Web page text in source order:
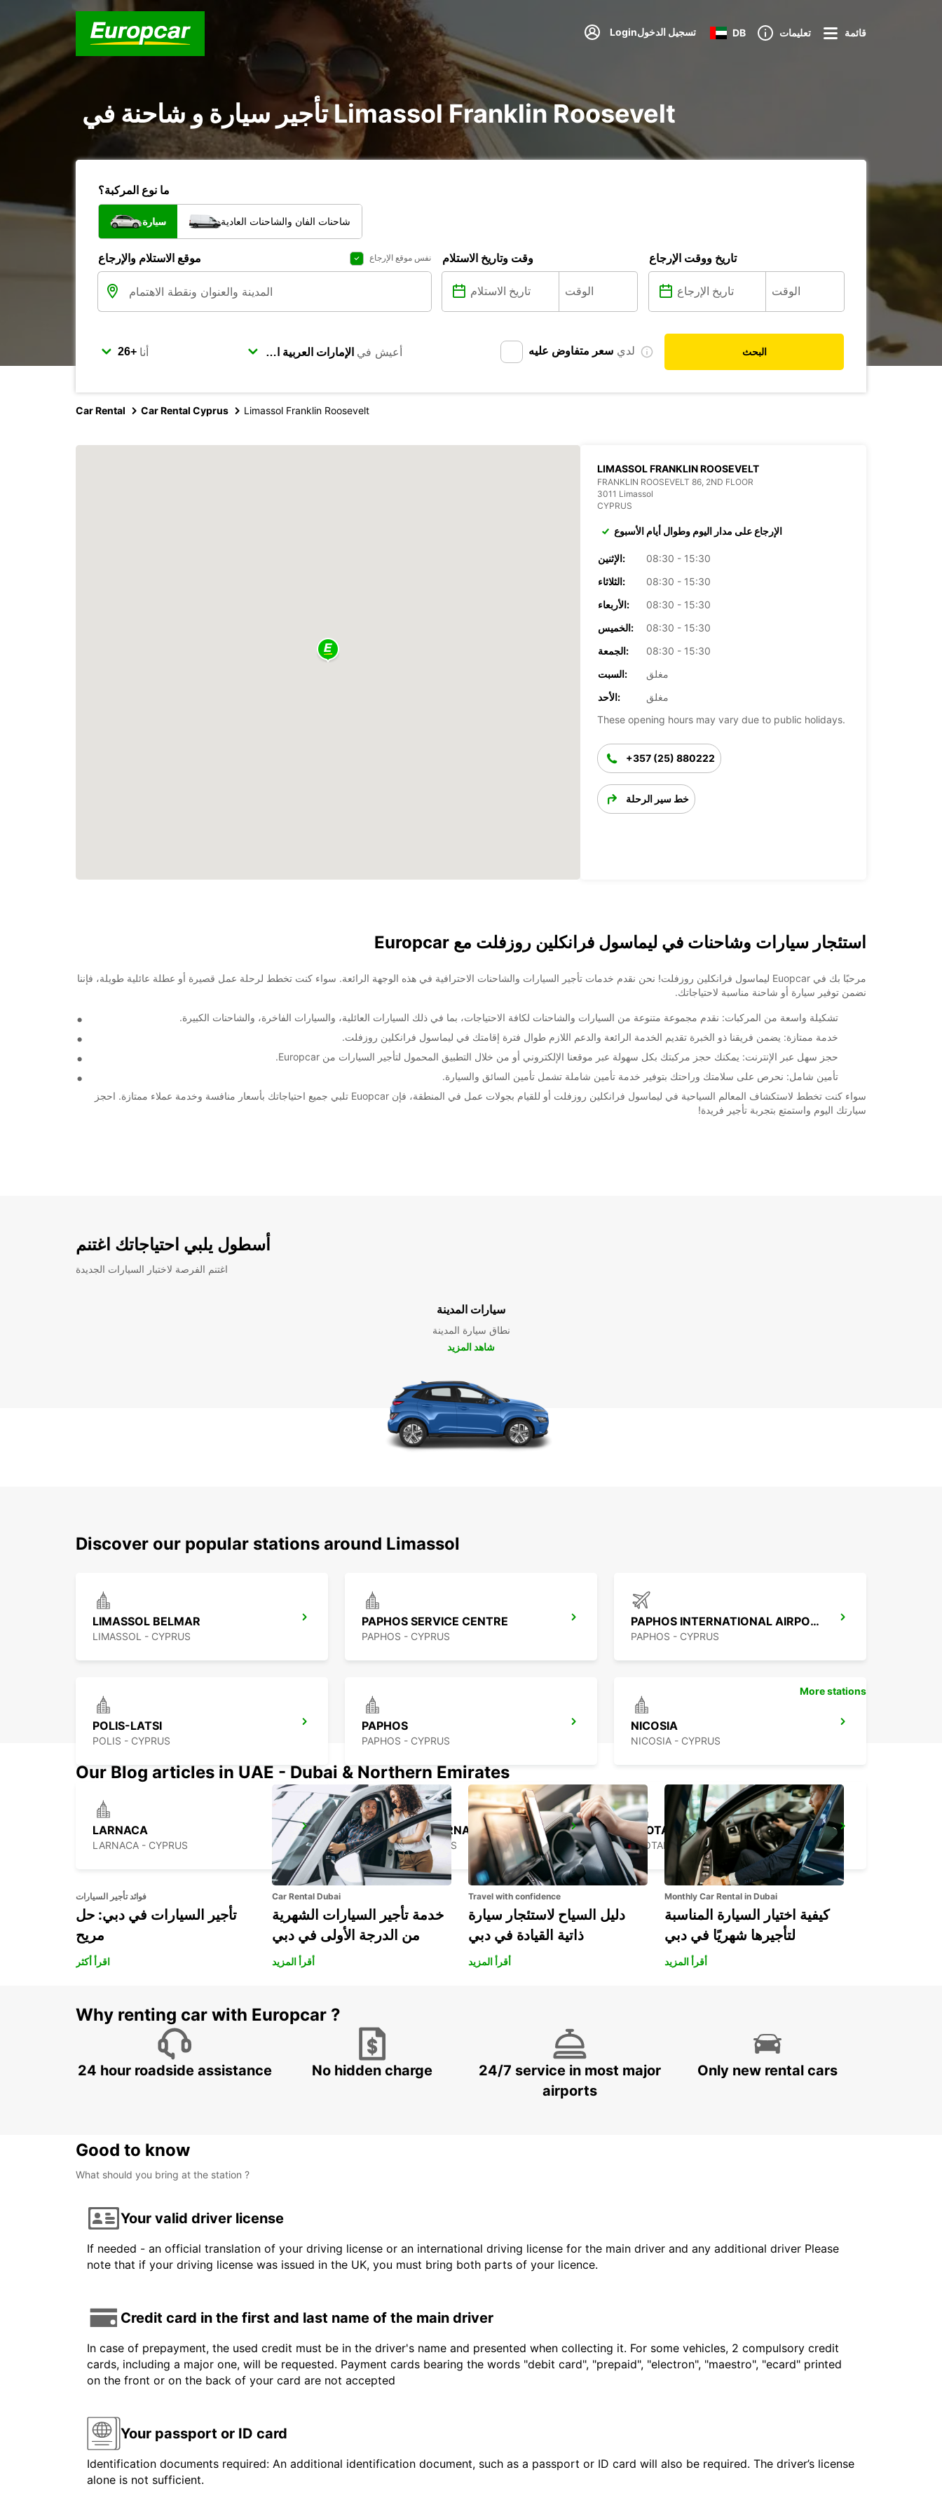
Loginتسجيل الدخول DB تعليمات قائمة
تأجير سيارة و شاحنة في Limassol Franklin Roosevelt
ما نوع المركبة؟
سيارة شاحنات الفان والشاحنات العادية
موقع الاستلام والإرجاع نفس موقع الإرجاع وقت وتاريخ الاستلام تاريخ ووقت الإرجاع
أنا أعيش في لدي سعر متفاوض عليه البحث
Car Rental Car Rental Cyprus Limassol Franklin Roosevelt
LIMASSOL FRANKLIN ROOSEVELT
FRANKLIN ROOSEVELT 86, 2ND FLOOR
3011 Limassol
CYPRUS
الإرجاع على مدار اليوم وطوال أيام الأسبوع
الإثنين:
08:30 - 15:30
الثلاثاء:
08:30 - 15:30
الأربعاء:
08:30 - 15:30
الخميس:
08:30 - 15:30
الجمعة:
08:30 - 15:30
السبت:
مغلق
الأحد:
مغلق
These opening hours may vary due to public holidays.
+357 (25) 880222
خط سير الرحلة
استئجار سيارات وشاحنات في ليماسول فرانكلين روزفلت مع Europcar
مرحبًا بك في Euopcar ليماسول فرانكلين روزفلت! نحن نقدم خدمات تأجير السيارات والشاحنات الاحترافية في هذه الوجهة الرائعة. سواء كنت تخطط لرحلة عمل قصيرة أو عطلة عائلية طويلة، فإننا
نضمن توفير سيارة أو شاحنة مناسبة لاحتياجاتك.
تشكيلة واسعة من المركبات: نقدم مجموعة متنوعة من السيارات والشاحنات لكافة الاحتياجات، بما في ذلك السيارات العائلية، والسيارات الفاخرة، والشاحنات الكبيرة.
خدمة ممتازة: يضمن فريقنا ذو الخبرة تقديم الخدمة الرائعة والدعم اللازم طوال فترة إقامتك في ليماسول فرانكلين روزفلت.
حجز سهل عبر الإنترنت: يمكنك حجز مركبتك بكل سهولة عبر موقعنا الإلكتروني أو من خلال التطبيق المحمول لتأجير السيارات من Europcar.
تأمين شامل: نحرص على سلامتك وراحتك بتوفير خدمة تأمين شاملة تشمل تأمين السائق والسيارة.
سواء كنت تخطط لاستكشاف المعالم السياحية في ليماسول فرانكلين روزفلت أو للقيام بجولات عمل في المنطقة، فإن Euopcar تلبي جميع احتياجاتك بأسعار منافسة وخدمة عملاء ممتازة. احجز
سيارتك اليوم واستمتع بتجربة تأجير فريدة!
أسطول يلبي احتياجاتك اغتنم
اغتنم الفرصة لاختبار السيارات الجديدة
سيارات المدينة
نطاق سيارة المدينة
شاهد المزيد
Discover our popular stations around Limassol
LIMASSOL BELMAR
LIMASSOL - CYPRUS
PAPHOS SERVICE CENTRE
PAPHOS - CYPRUS
PAPHOS INTERNATIONAL AIRPORT
PAPHOS - CYPRUS
POLIS-LATSI
POLIS - CYPRUS
PAPHOS
PAPHOS - CYPRUS
NICOSIA
NICOSIA - CYPRUS
LARNACA
LARNACA - CYPRUS
LARNACA INTERNATIONAL AIRPORT
LARNACA - CYPRUS
PROTARAS
PROTARAS - CYPRUS
More stations
Our Blog articles in UAE - Dubai & Northern Emirates
فوائد تأجير السيارات
تأجير السيارات في دبي: حل
مريح
اقرأ أكثر
Car Rental Dubai
خدمة تأجير السيارات الشهرية
من الدرجة الأولى في دبي
أقرأ المزيد
Travel with confidence
دليل السياح لاستئجار سيارة
ذاتية القيادة في دبي
أقرأ المزيد
Monthly Car Rental in Dubai
كيفية اختيار السيارة المناسبة
لتأجيرها شهريًا في دبي
أقرأ المزيد
Why renting car with Europcar ?
24 hour roadside assistance No hidden charge
24/7 service in most major
airports
Only new rental cars
Good to know
What should you bring at the station ?
Your valid driver license
If needed - an official translation of your driving license or an international driving license for the main driver and any additional driver Please
note that if your driving license was issued in the UK, you must bring both parts of your licence.
Credit card in the first and last name of the main driver
In case of prepayment, the used credit must be in the driver's name and presented when collecting it. For some vehicles, 2 compulsory credit
cards, including a major one, will be requested. Payment cards bearing the words "debit card", "prepaid", "electron", "maestro", "ecard" printed
on the front or on the back of your card are not accepted
Your passport or ID card
Identification documents required: An additional identification document, such as a passport or ID card will also be required. The driver’s license
alone is not sufficient.